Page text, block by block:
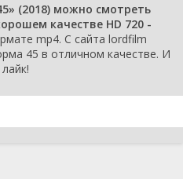
(2018) можно смотреть
качестве HD 720 -
mp4. С сайта lordfilm
45 в отличном качестве. И